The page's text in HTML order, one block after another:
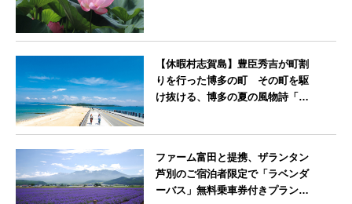
【休暇村志賀島】豊臣秀吉が町割
りを行った博多の町 その町を駆
け抜ける、博多の夏の風物詩「博
ファーム富田と提携、ザランタン
芦別のご宿泊者限定で「ラベンダ
ーバス」無料乗車券付きプランを